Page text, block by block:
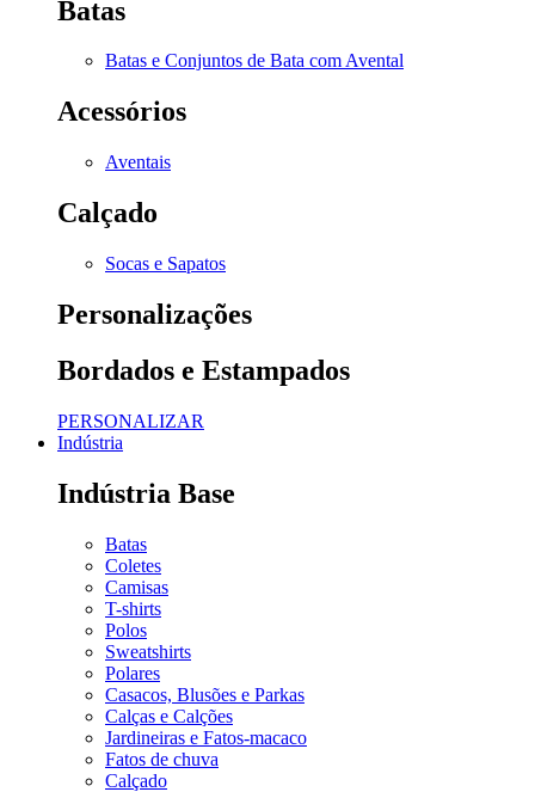
Batas
Batas e Conjuntos de Bata com Avental
Acessórios
Aventais
Calçado
Socas e Sapatos
Personalizações
Bordados e Estampados
PERSONALIZAR
Indústria
Indústria Base
Batas
Coletes
Camisas
T-shirts
Polos
Sweatshirts
Polares
Casacos, Blusões e Parkas
Calças e Calções
Jardineiras e Fatos-macaco
Fatos de chuva
Calçado